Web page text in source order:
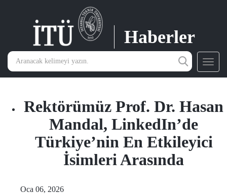
Haberler
Rektörümüz Prof. Dr. Hasan
Mandal, LinkedIn’de
Türkiye’nin En Etkileyici
İsimleri Arasında
Oca 06, 2026